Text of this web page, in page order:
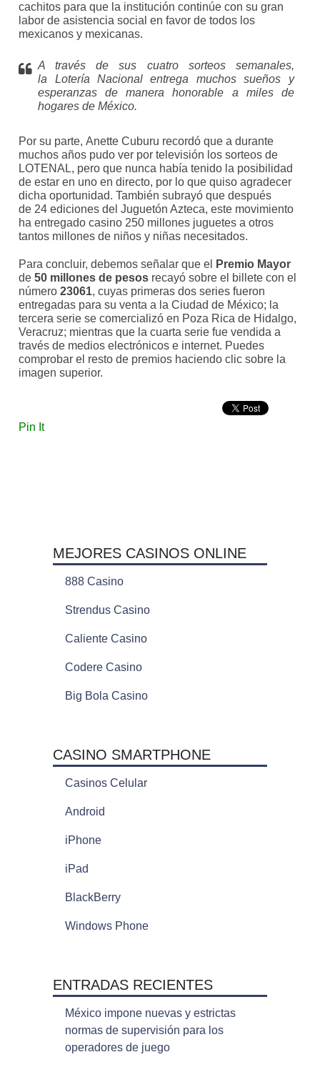
cachitos para que la institución continúe con su gran
labor de asistencia social en favor de todos los
mexicanos y mexicanas.
A través de sus cuatro sorteos semanales,
la Lotería Nacional entrega muchos sueños y
esperanzas de manera honorable a miles de
hogares de México.
Por su parte, Anette Cuburu recordó que a durante
muchos años pudo ver por televisión los sorteos de
LOTENAL, pero que nunca había tenido la posibilidad
de estar en uno en directo, por lo que quiso agradecer
dicha oportunidad. También subrayó que después
de 24 ediciones del Juguetón Azteca, este movimiento
ha entregado casino 250 millones juguetes a otros
tantos millones de niños y niñas necesitados.
Para concluir, debemos señalar que el
Premio Mayor
de50 millones de pesos recayó sobre el billete con el
número23061, cuyas primeras dos series fueron
entregadas para su venta a la Ciudad de México; la
tercera serie se comercializó en Poza Rica de Hidalgo,
Veracruz; mientras que la cuarta serie fue vendida a
través de medios electrónicos e internet. Puedes
comprobar el resto de premios haciendo clic sobre la
imagen superior.
Pin It
MEJORES CASINOS ONLINE
888 Casino
Strendus Casino
Caliente Casino
Codere Casino
Big Bola Casino
CASINO SMARTPHONE
Casinos Celular
Android
iPhone
iPad
BlackBerry
Windows Phone
ENTRADAS RECIENTES
México impone nuevas y estrictas
normas de supervisión para los
operadores de juego